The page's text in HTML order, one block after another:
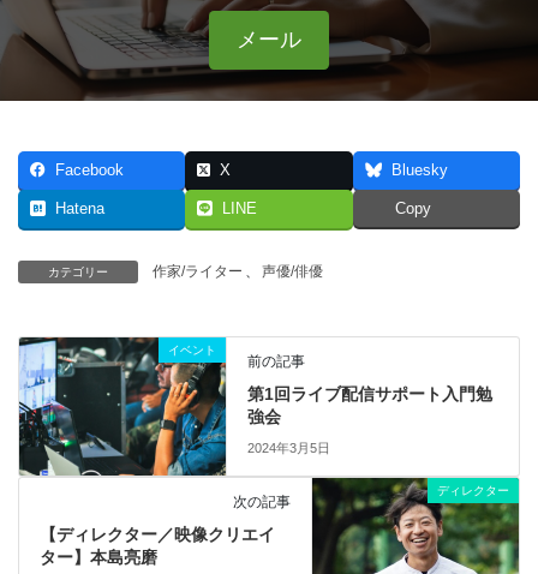
メール
Facebook X Bluesky
Hatena LINE Copy
カテゴリー 作家/ライター 、 声優/俳優
イベント
前の記事
第1回ライブ配信サポート入門勉
強会
2024年3月5日
ディレクター
次の記事
【ディレクター／映像クリエイ
ター】本島亮磨